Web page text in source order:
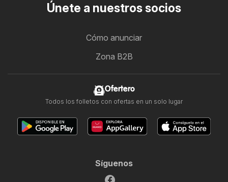
Únete a nuestros socios
Cómo anunciar
Zona B2B
Ofertero
Todos los folletos con ofertas en un solo lugar
Síguenos